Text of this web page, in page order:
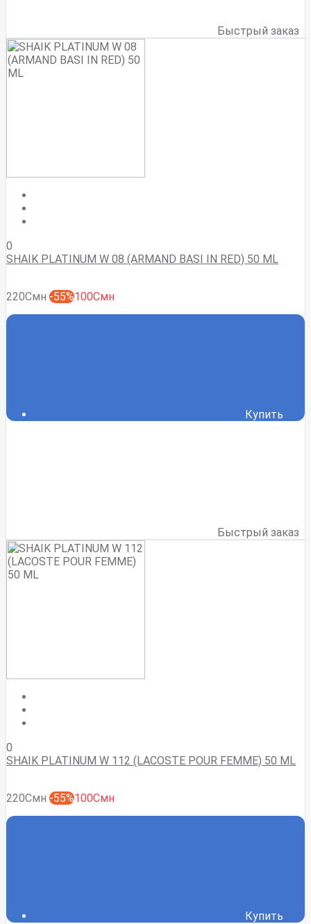
Быстрый заказ
0
SHAIK PLATINUM W 08 (ARMAND BASI IN RED) 50 ML
220Смн -55%100Смн
Купить
Быстрый заказ
0
SHAIK PLATINUM W 112 (LACOSTE POUR FEMME) 50 ML
220Смн -55%100Смн
Купить